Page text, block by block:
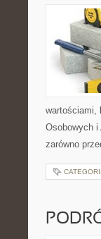
wartościami,
Osobowych i
zarówno